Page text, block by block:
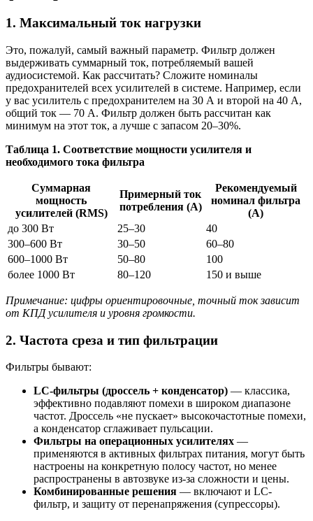
1. Максимальный ток нагрузки
Это, пожалуй, самый важный параметр. Фильтр должен
выдерживать суммарный ток, потребляемый вашей
аудиосистемой. Как рассчитать? Сложите номиналы
предохранителей всех усилителей в системе. Например, если
у вас усилитель с предохранителем на 30 А и второй на 40 А,
общий ток — 70 А. Фильтр должен быть рассчитан как
минимум на этот ток, а лучше с запасом 20–30%.
Таблица 1. Соответствие мощности усилителя и
необходимого тока фильтра
Суммарная
мощность
усилителей (RMS)
Примерный ток
потребления (А)
Рекомендуемый
номинал фильтра
(А)
до 300 Вт
25–30
40
300–600 Вт
30–50
60–80
600–1000 Вт
50–80
100
более 1000 Вт
80–120 150 и выше
Примечание: цифры ориентировочные, точный ток зависит
от КПД усилителя и уровня громкости.
2. Частота среза и тип фильтрации
Фильтры бывают:
LC-фильтры (дроссель + конденсатор) — классика,
эффективно подавляют помехи в широком диапазоне
частот. Дроссель «не пускает» высокочастотные помехи,
а конденсатор сглаживает пульсации.
Фильтры на операционных усилителях —
применяются в активных фильтрах питания, могут быть
настроены на конкретную полосу частот, но менее
распространены в автозвуке из-за сложности и цены.
Комбинированные решения — включают и LC-
фильтр, и защиту от перенапряжения (супрессоры).